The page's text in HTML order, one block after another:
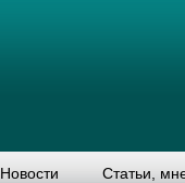
Новости Статьи,